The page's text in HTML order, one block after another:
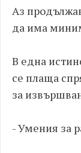
Аз
да има
В една
се плаща
за
- Умения за